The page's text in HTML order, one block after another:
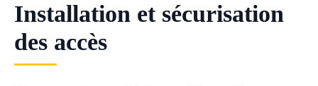
Installation et sécurisation
des accès